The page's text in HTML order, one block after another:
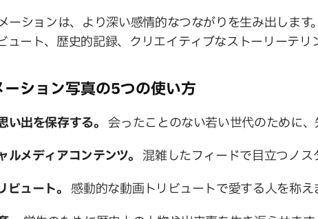
ーションは、より深い感情的なつながりを生み出しま
ュート、歴史的記録、クリエイティブなストーリーテリ
ーション写真の5つの使い方
い出を保存する。 会ったことのない若い世代のために、
ルメディアコンテンツ。 混雑したフィードで目立つノス
ビュート。 感動的な動画トリビュートで愛する人を称え